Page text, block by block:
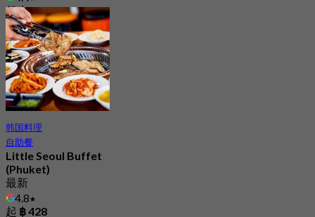
起฿ 296.66
韩国料理
自助餐
Little Seoul Buffet
(Phuket)
最新
4.8
起 ฿ 428